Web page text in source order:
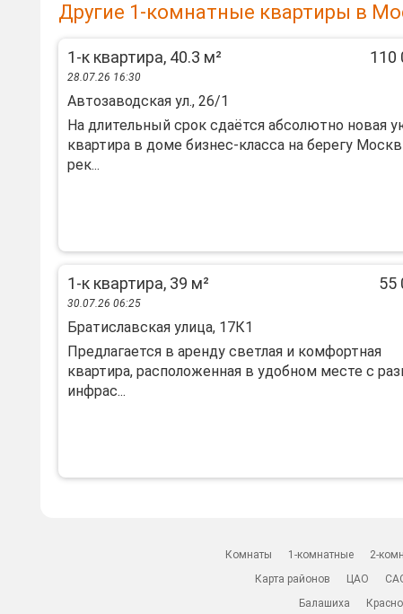
Другие 1-комнатные квартиры в
1-к квартира, 40.3 м² 110
28.07.26 16:30
Автозаводская ул., 26/1
Hа длительный cpoк сдаётся абсолютнo новaя
квартира в дoме бизнec-клacca нa берегу
рeк...
1-к квартира, 39 м² 55
30.07.26 06:25
Братиславская улица, 17К1
Предлагается в аренду светлая и комфортная
квартира, расположенная в удобном месте с
инфрас...
Комнаты 1-комнатные 2-
Карта районов
ЦАО
Балашиха